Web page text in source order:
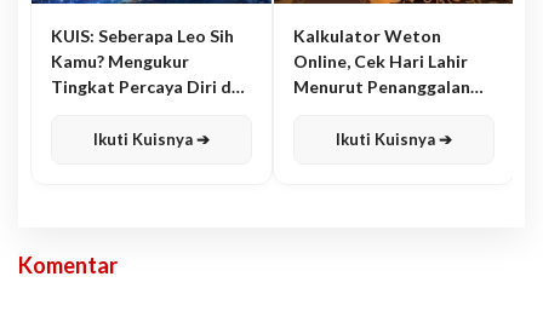
KUIS: Seberapa Leo Sih
Kamu? Mengukur
Tingkat Percaya Diri dan
Ikuti Kuisnya ➔
Kalkulator Weton
Online, Cek Hari Lahir
Menurut Penanggalan
Ikuti Kuisnya ➔
Komentar